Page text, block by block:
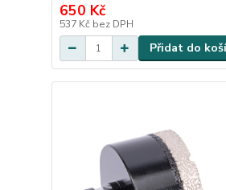
650 Kč
537 Kč bez DPH
Přidat do